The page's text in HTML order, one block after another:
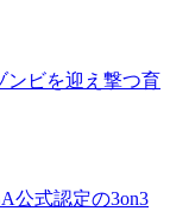
ンビを迎え撃つ育
公式認定の3on3